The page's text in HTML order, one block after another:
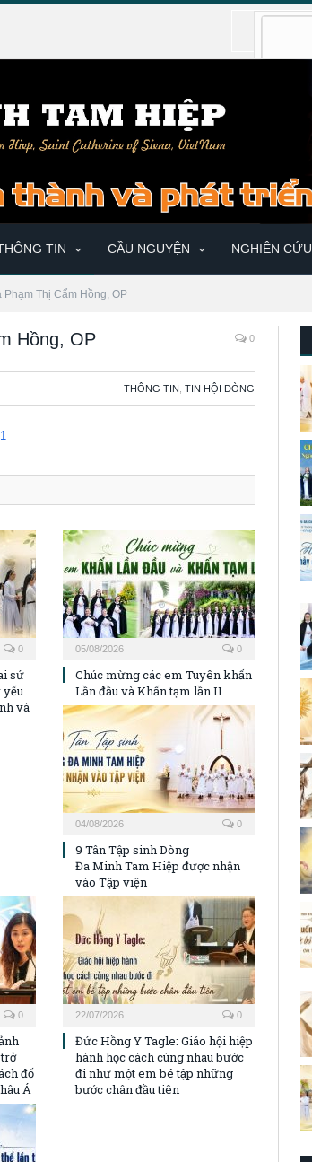
TIN CẦU NGUYỆN NGHIÊN CỨU
Phạm Thị Cẩm Hồng, OP
Hồng, OP 0
THÔNG TIN TIN HỘI DÒNG
0
sứ
yếu
và
05/08/2026 0
Chúc mừng các em Tuyên khấn
Lần đầu và Khấn tạm lần II
04/08/2026 0
9 Tân Tập sinh Dòng
Đa Minh Tam Hiệp được nhận
vào Tập viện
0
đố
Á
22/07/2026 0
Đức Hồng Y Tagle: Giáo hội hiệp
hành học cách cùng nhau bước
đi như một em bé tập những
bước chân đầu tiên